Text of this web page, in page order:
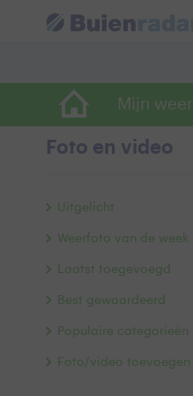
Mijn weer
Foto en video
Uitgelicht
Weerfoto van de week
Laatst toegevoegd
Best gewaardeerd
Populaire categorieën
Foto/video toevoegen